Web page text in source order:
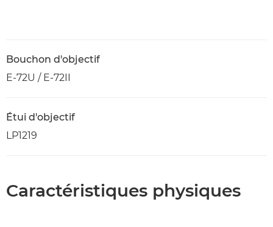
Bouchon d'objectif
E-72U / E-72II
Étui d'objectif
LP1219
Caractéristiques physiques